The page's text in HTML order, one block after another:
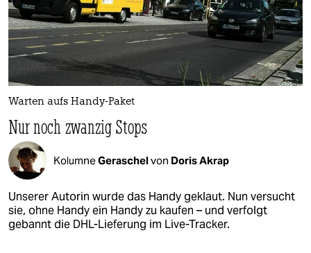
Warten aufs Handy-Paket
Nur noch zwanzig Stops
KolumneGeraschelvon Doris Akrap
Unserer Autorin wurde das Handy geklaut. Nun versucht
sie, ohne Handy ein Handy zu kaufen – und verfolgt
gebannt die DHL-Lieferung im Live-Tracker.